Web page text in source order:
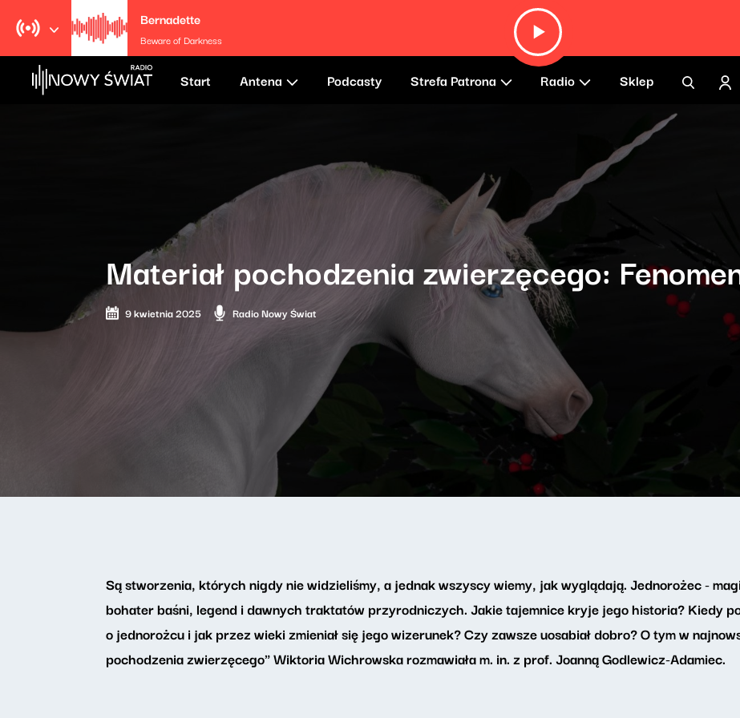
Bernadette
Beware of Darkness
Start Antena Podcasty Strefa Patrona Radio Sklep
Materiał pochodzenia zwierzęcego:
9 kwietnia 2025 Radio Nowy Świat
Są stworzenia, których nigdy nie widzieliśmy, a jednak wszyscy wiemy, jak wyglądają. Jednorożec -
bohater baśni, legend i dawnych traktatów przyrodniczych. Jakie tajemnice kryje jego historia? Kiedy
o jednorożcu i jak przez wieki zmieniał się jego wizerunek? Czy zawsze uosabiał dobro? O tym w
pochodzenia zwierzęcego" Wiktoria Wichrowska rozmawiała m. in. z prof. Joanną Godlewicz-Adamiec.